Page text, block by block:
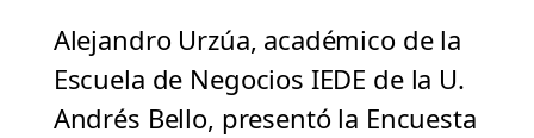
Alejandro Urzúa, académico de la
Escuela de Negocios IEDE de la U.
Andrés Bello, presentó la Encuesta